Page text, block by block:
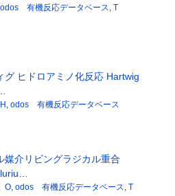
odos 有機反応データベース, T
グ ヒドロアミノ化反応 Hartwig
H , odos 有機反応データベース
媒介リビングラジカル重合
O, odos 有機反応データベース, T